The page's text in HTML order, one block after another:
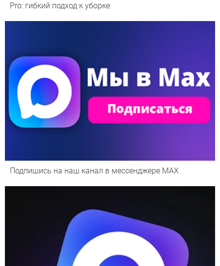
Pro: гибкий подход к уборке
Подпишись на наш канал в мессенджере МАХ